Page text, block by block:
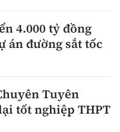
4.000 tỷ đồng
án đường sắt tốc
Tuyên
tốt nghiệp THPT